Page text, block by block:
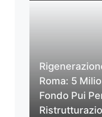
Roma: 5
Fondo Pui